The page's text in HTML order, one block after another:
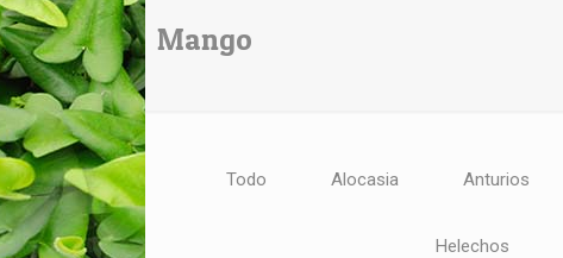
Mango
Todo Alocasia Anturios
Helechos